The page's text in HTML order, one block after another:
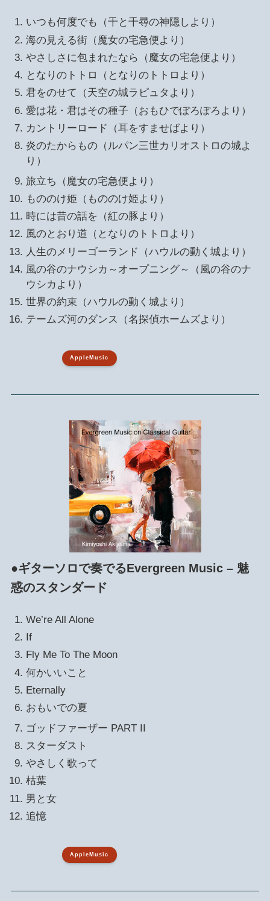
いつも何度でも（千と千尋の神隠しより）
海の見える街（魔女の宅急便より）
やさしさに包まれたなら（魔女の宅急便より）
となりのトトロ（となりのトトロより）
君をのせて（天空の城ラピュタより）
愛は花・君はその種子（おもひでぽろぽろより）
カントリーロード（耳をすませばより）
炎のたからもの（ルパン三世カリオストロの城よ
り）
旅立ち（魔女の宅急便より）
もののけ姫（もののけ姫より）
時には昔の話を（紅の豚より）
風のとおり道（となりのトトロより）
人生のメリーゴーランド（ハウルの動く城より）
風の谷のナウシカ～オープニング～（風の谷のナ
ウシカより）
世界の約束（ハウルの動く城より）
テームズ河のダンス（名探偵ホームズより）
AppleMusic
●ギターソロで奏でるEvergreen Music – 魅
惑のスタンダード
We’re All Alone
If
Fly Me To The Moon
何かいいこと
Eternally
おもいでの夏
ゴッドファーザー PART II
スターダスト
やさしく歌って
枯葉
男と女
追憶
AppleMusic